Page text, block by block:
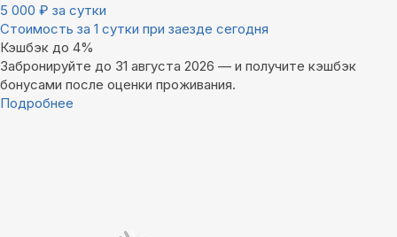
5 000 ₽ за сутки
Стоимость за 1 сутки при заезде сегодня
Кэшбэк до 4%
Забронируйте до 31 августа 2026 — и получите кэшбэк
бонусами после оценки проживания.
Подробнее